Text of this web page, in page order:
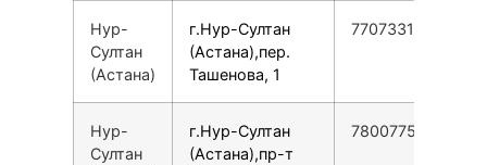
Нур-
Султан
(Астана)
г.Нур-Султан
(Астана),пер.
Ташенова, 1
77073313329
Нур-
Султан
г.Нур-Султан
(Астана),пр-т
78007753553